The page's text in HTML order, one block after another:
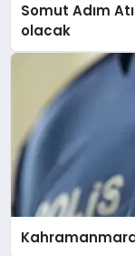
Somut Adım
olacak